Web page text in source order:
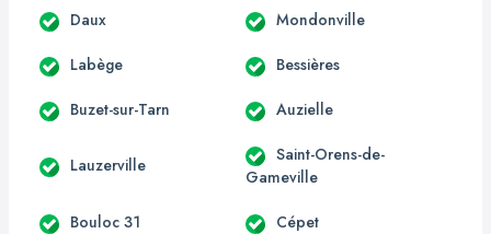
Daux Mondonville
Labège Bessières
Buzet-sur-Tarn Auzielle
Lauzerville
Saint-Orens-de-
Gameville
Bouloc 31 Cépet